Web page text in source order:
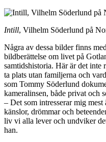
Intill, Vilhelm Söderlund på
Några av dessa bilder finns
bildberättelse om livet på
samtidshistoria. Här är det inte
ta plats utan familjerna och
som Tommy Söderlund
kameralinsen, både privat och
– Det som intresserar mig
känslor, drömmar och
liv vi alla lever och undviker
han.